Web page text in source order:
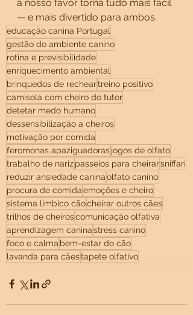
a nosso favor torna tudo mais fácil
— e mais divertido para ambos.
educação canina Portugal
gestão do ambiente canino
rotina e previsibilidade
enriquecimento ambiental
brinquedos de recheartreino positivo
camisola com cheiro do tutor
detetar medo humano
dessensibilização a cheiros
motivação por comida
feromonas apaziguadorasjogos de olfato
trabalho de narizpasseios para cheirarsniffari
reduzir ansiedade caninaolfato canino
procura de comidaemoções e cheiro
sistema límbico cãocheirar outros cães
trilhos de cheiroscomunicação olfativa
aprendizagem caninastress canino
foco e calma bem-estar do cão
lavanda para cãestapete olfativo